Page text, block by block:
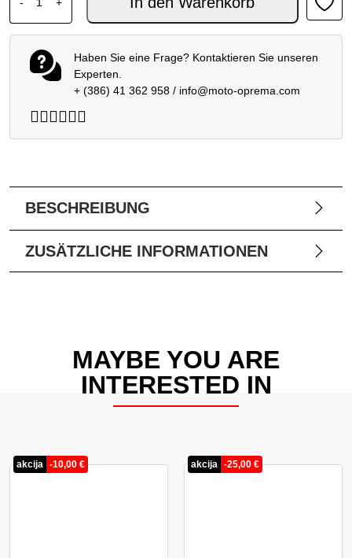
Haben Sie eine Frage? Kontaktieren Sie unseren
Experten.
+ (386) 41 362 958/ info@moto-oprema.com
BESCHREIBUNG
ZUSÄTZLICHE INFORMATIONEN
MAYBE YOU ARE
INTERESTED IN
akcija -10,00 € akcija -25,00 €